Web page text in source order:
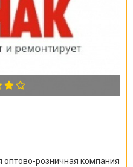
оптово-розничная компания